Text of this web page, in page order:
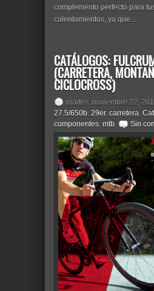
complemento perfecto para
calentamientos, ya que...
CATÁLOGOS:
(CARRETERA,
CICLOCROSS)
martes, noviembre 22,
27.5/650b, 29er, carretera,
componentes, mtb
Sin